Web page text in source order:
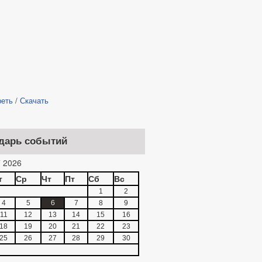
/ Скачать
событий
Ср Чт Пт Сб Вс
1
2
4
5 6 7 8
9
11
12 13 14 15
16
18
19 20 21 22
23
25
26 27 28 29 30